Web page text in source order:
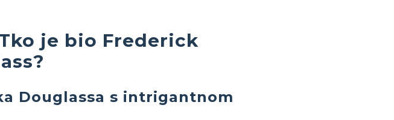
je bio Frederick
Douglassa s intrigantnom